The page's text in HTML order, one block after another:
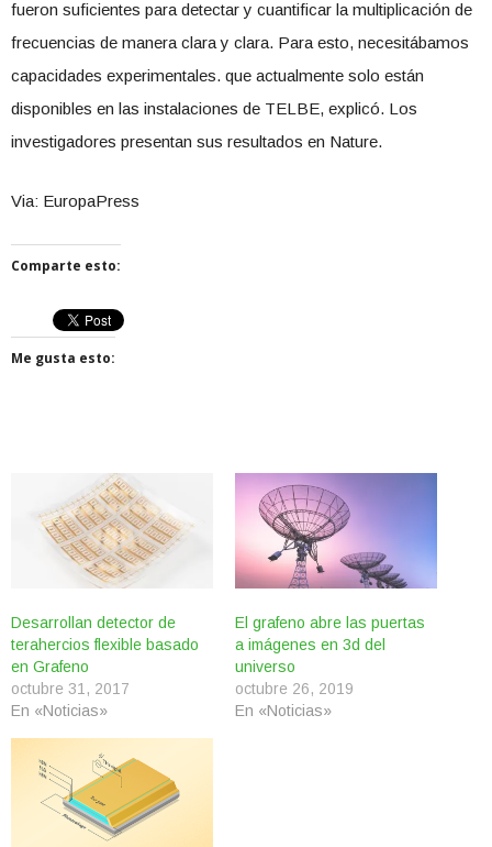
fueron suficientes para detectar y cuantificar la multiplicación de
frecuencias de manera clara y clara. Para esto, necesitábamos
capacidades experimentales. que actualmente solo están
disponibles en las instalaciones de TELBE, explicó. Los
investigadores presentan sus resultados en Nature.
Via: EuropaPress
Comparte esto:
Me gusta esto:
Desarrollan detector de
terahercios flexible basado
en Grafeno
octubre 31, 2017
En «Noticias»
El grafeno abre las puertas
a imágenes en 3d del
universo
octubre 26, 2019
En «Noticias»